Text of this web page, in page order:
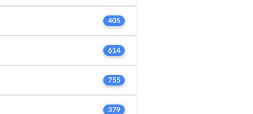
405
614
755
379